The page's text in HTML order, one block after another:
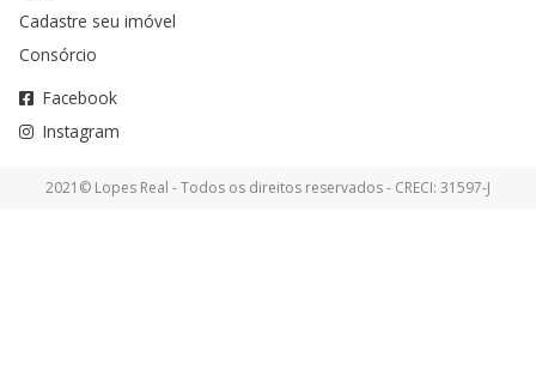
Cadastre seu imóvel
Consórcio
Facebook
Instagram
2021© Lopes Real - Todos os direitos reservados - CRECI: 31597-J